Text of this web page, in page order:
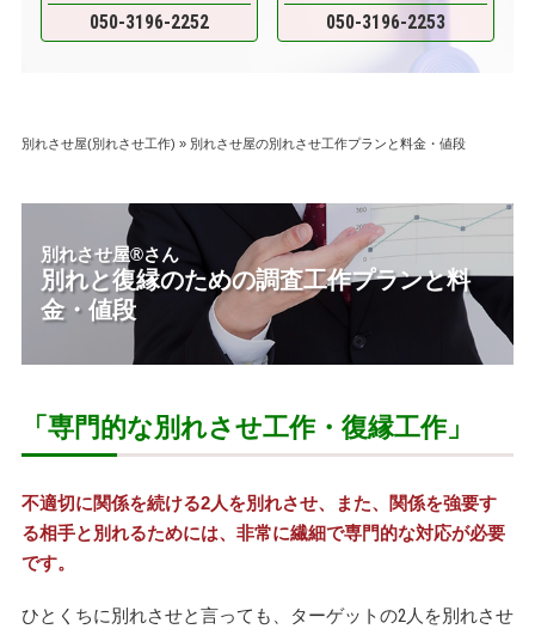
050-3196-2252 050-3196-2253
別れさせ屋(別れさせ工作) » 別れさせ屋の別れさせ工作プランと料金・値段
別れさせ屋®さん
別れと復縁のための調査工作プランと料
金・値段
「専門的な別れさせ工作・復縁工作」
不適切に関係を続ける2人を別れさせ、また、関係を強要す
る相手と別れるためには、非常に繊細で専門的な対応が必要
です。
ひとくちに別れさせと言っても、ターゲットの2人を別れさせ